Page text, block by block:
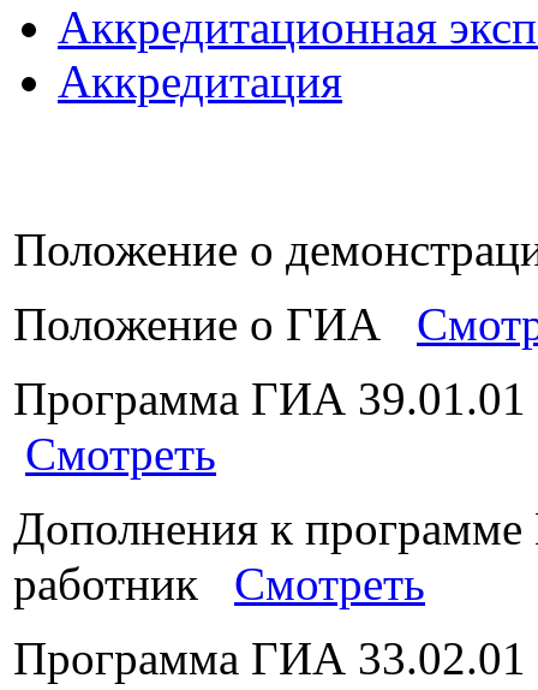
Аккредитационная
Аккредитация
Положение о
Положение о ГИА
Программа ГИА
Смотреть
Дополнения к
работник Смотреть
Программа ГИА